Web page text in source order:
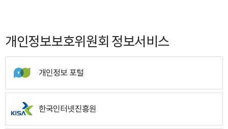
개인정보보호위원회 정보서비스
개인정보 포털
한국인터넷진흥원